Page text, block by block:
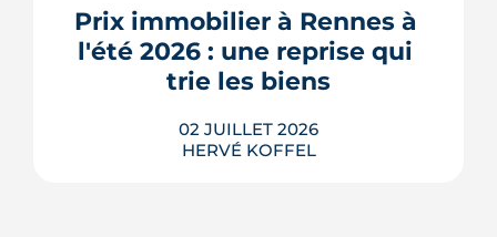
DPE, atout du neuf : ce qu'il faut savoir
avant d'acheter ou de revendre.
LIRE L'ARTICLE
Prix immobilier à Rennes à
l'été 2026 : une reprise qui
trie les biens
02 JUILLET 2026
HERVÉ KOFFEL